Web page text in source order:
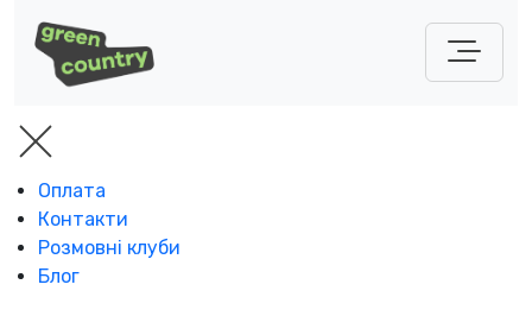
Оплата
Контакти
Розмовні клуби
Блог